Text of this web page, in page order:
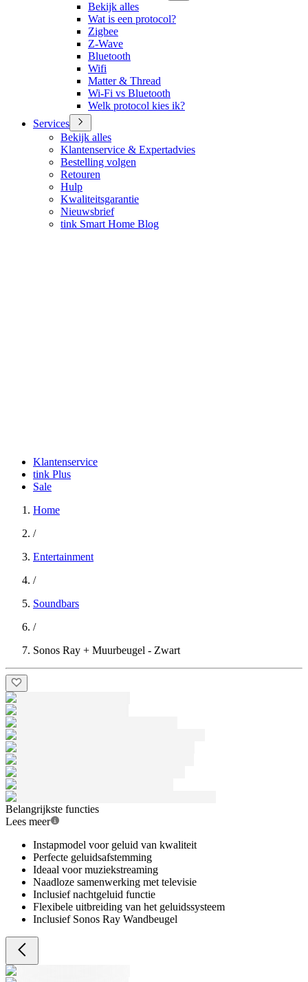
Bekijk alles
Wat is een protocol?
Zigbee
Z-Wave
Bluetooth
Wifi
Matter & Thread
Wi-Fi vs Bluetooth
Welk protocol kies ik?
Services
Bekijk alles
Klantenservice & Expertadvies
Bestelling volgen
Retouren
Hulp
Kwaliteitsgarantie
Nieuwsbrief
tink Smart Home Blog
Klantenservice
tink Plus
Sale
Home
/
Entertainment
/
Soundbars
/
Sonos Ray + Muurbeugel - Zwart
Belangrijkste functies
Lees meer
Instapmodel voor geluid van kwaliteit
Perfecte geluidsafstemming
Ideaal voor muziekstreaming
Naadloze samenwerking met televisie
Inclusief nachtgeluid functie
Flexibele uitbreiding van het geluidssysteem
Inclusief Sonos Ray Wandbeugel